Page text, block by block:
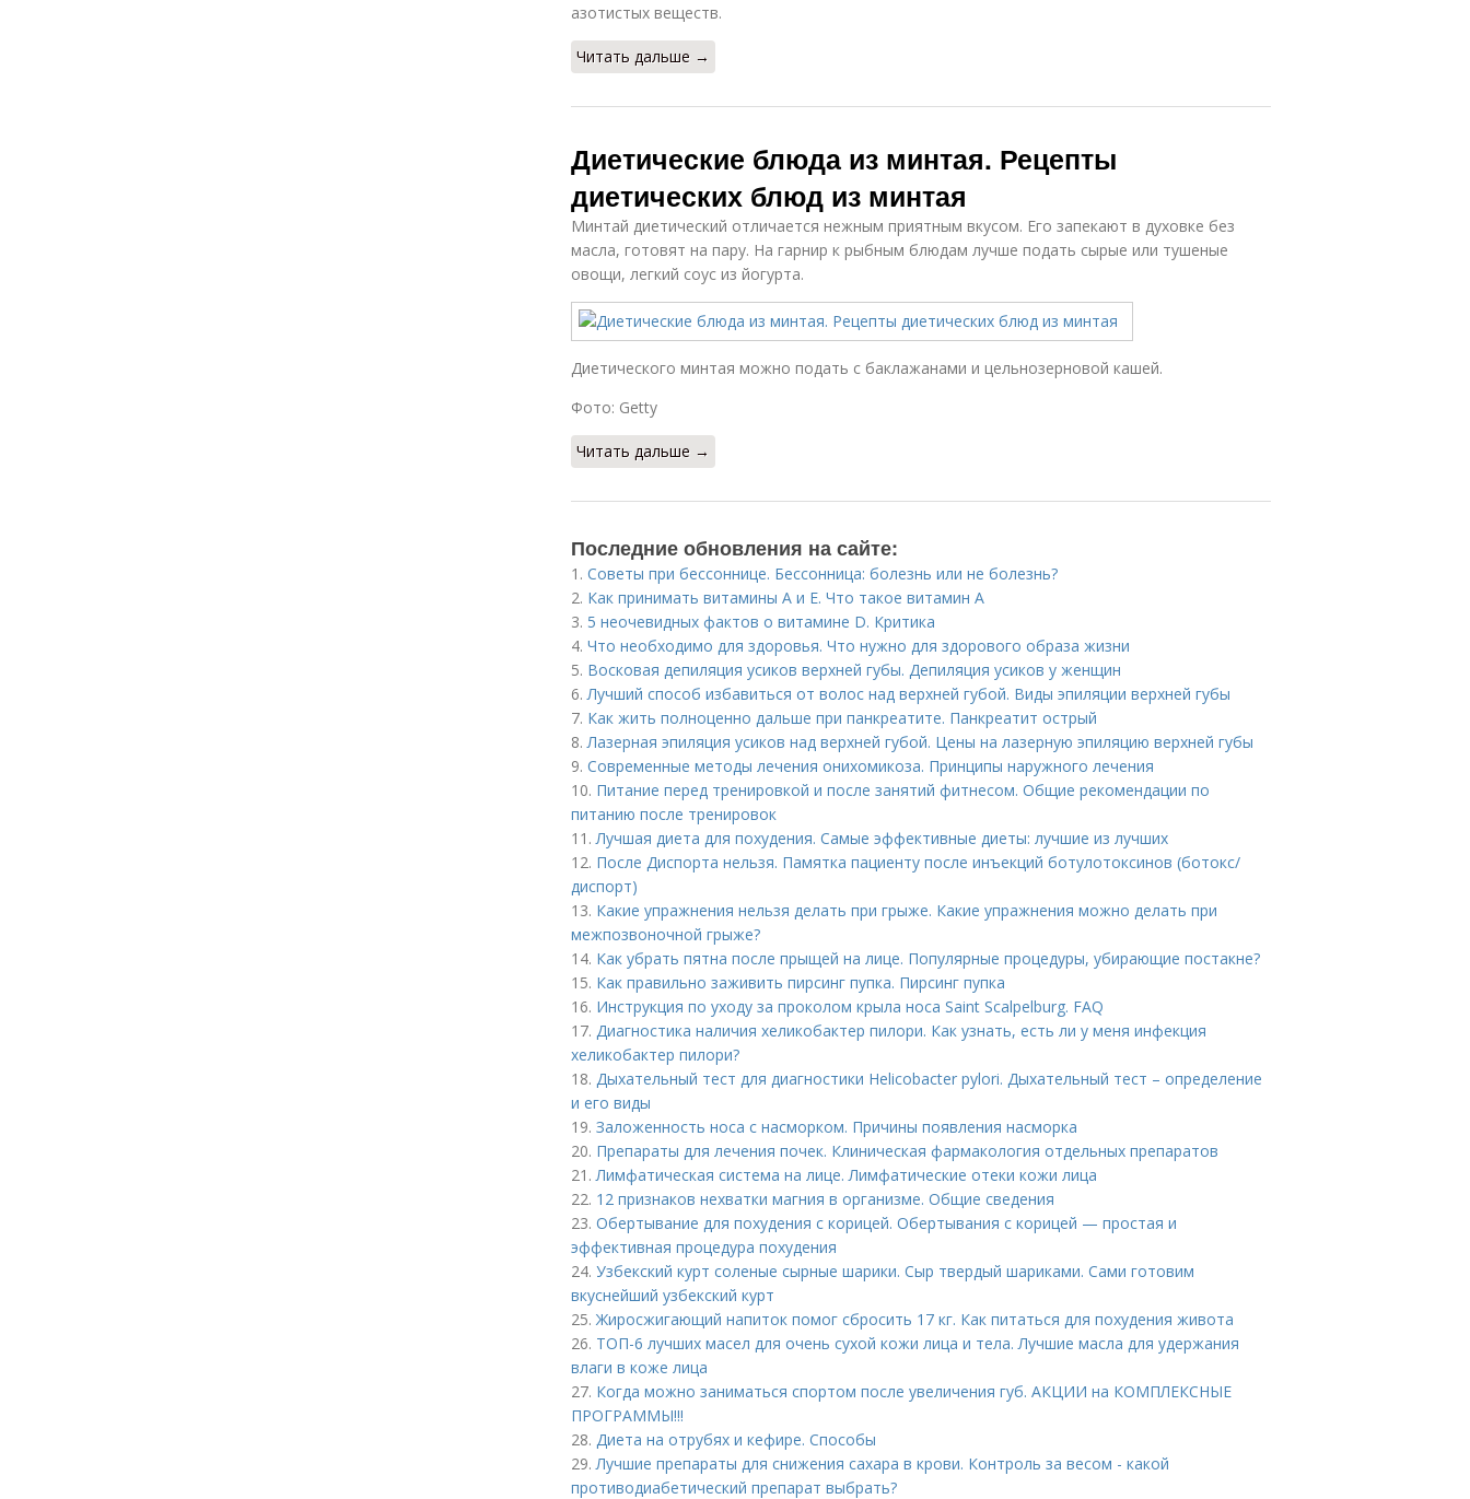
азотистых веществ.
Читать дальше →
Диетические блюда из минтая. Рецепты
диетических блюд из минтая
Минтай диетический отличается нежным приятным вкусом. Его запекают в духовке без
масла, готовят на пару. На гарнир к рыбным блюдам лучше подать сырые или тушеные
овощи, легкий соус из йогурта.
Диетического минтая можно подать с баклажанами и цельнозерновой кашей.
Фото: Getty
Читать дальше →
Последние обновления на сайте:
1. Советы при бессоннице. Бессонница: болезнь или не болезнь?
2. Как принимать витамины А и Е. Что такое витамин А
3. 5 неочевидных фактов о витамине D. Критика
4. Что необходимо для здоровья. Что нужно для здорового образа жизни
5. Восковая депиляция усиков верхней губы. Депиляция усиков у женщин
6.Лучший способ избавиться от волос над верхней губой. Виды эпиляции верхней губы
7. Как жить полноценно дальше при панкреатите. Панкреатит острый
8.Лазерная эпиляция усиков над верхней губой. Цены на лазерную эпиляцию верхней губы
9. Современные методы лечения онихомикоза. Принципы наружного лечения
10. Питание перед тренировкой и после занятий фитнесом. Общие рекомендации по
питанию после тренировок
11.Лучшая диета для похудения. Самые эффективные диеты: лучшие из лучших
12. После Диспорта нельзя. Памятка пациенту после инъекций ботулотоксинов (ботокс/
диспорт)
13. Какие упражнения нельзя делать при грыже. Какие упражнения можно делать при
межпозвоночной грыже?
14. Как убрать пятна после прыщей на лице. Популярные процедуры, убирающие постакне?
15. Как правильно заживить пирсинг пупка. Пирсинг пупка
16. Инструкция по уходу за проколом крыла носа Saint Scalpelburg. FAQ
17. Диагностика наличия хеликобактер пилори. Как узнать, есть ли у меня инфекция
хеликобактер пилори?
18. Дыхательный тест для диагностики Helicobacter pylori. Дыхательный тест – определение
и его виды
19. Заложенность носа с насморком. Причины появления насморка
20. Препараты для лечения почек. Клиническая фармакология отдельных препаратов
21.Лимфатическая система на лице. Лимфатические отеки кожи лица
22. 12 признаков нехватки магния в организме. Общие сведения
23. Обертывание для похудения с корицей. Обертывания с корицей — простая и
эффективная процедура похудения
24. Узбекский курт соленые сырные шарики. Сыр твердый шариками. Сами готовим
вкуснейший узбекский курт
25.Жиросжигающий напиток помог сбросить 17 кг. Как питаться для похудения живота
26. ТОП-6 лучших масел для очень сухой кожи лица и тела. Лучшие масла для удержания
влаги в коже лица
27. Когда можно заниматься спортом после увеличения губ. АКЦИИ на КОМПЛЕКСНЫЕ
ПРОГРАММЫ!!!
28. Диета на отрубях и кефире. Способы
29.Лучшие препараты для снижения сахара в крови. Контроль за весом - какой
противодиабетический препарат выбрать?